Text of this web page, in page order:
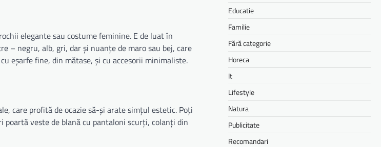
elegante sau costume feminine. E de luat în
– negru, alb, gri, dar și nuanțe de maro sau bej, care
eșarfe fine, din mătase, și cu accesorii minimaliste.
care profită de ocazie să-și arate simțul estetic. Poți
veste de blană cu pantaloni scurți, colanți din
Educatie
Familie
Fără categorie
Horeca
It
Lifestyle
Natura
Publicitate
Recomandari